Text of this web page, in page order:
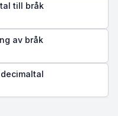
till bråk
av bråk